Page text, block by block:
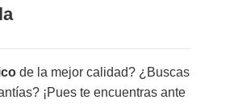
de la mejor calidad? ¿Buscas
¡Pues te encuentras ante